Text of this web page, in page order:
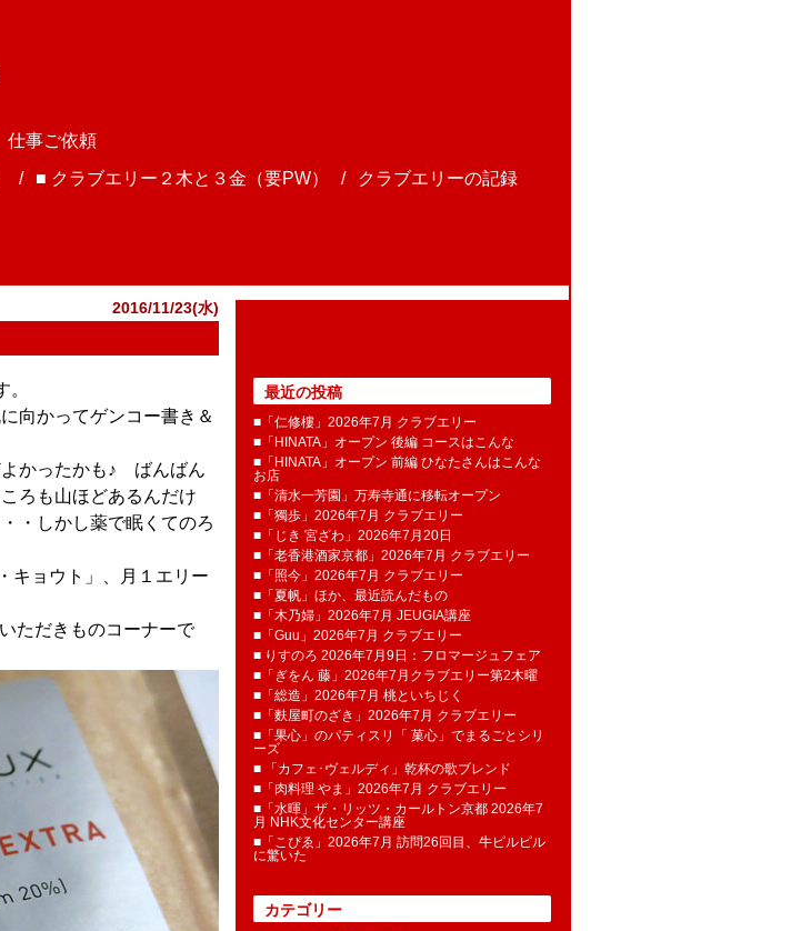
仕事ご依頼
■ クラブエリー２木と３金（要PW）
クラブエリーの記録
2016/11/23(水)
向かってゲンコー書き＆
よかったかも♪ ばんばん
ろも山ほどあるんだけ
・しかし薬で眠くてのろ
キョウト」、月１エリー
ただきものコーナーで
最近の投稿
■「仁修樓」2026年7月 クラブエリー
■「HINATA」オープン 後編 コースはこんな
■「HINATA」オープン 前編 ひなたさんはこんな
お店
■「清水一芳園」万寿寺通に移転オープン
■「獨歩」2026年7月 クラブエリー
■「じき 宮ざわ」2026年7月20日
■「老香港酒家京都」2026年7月 クラブエリー
■「照今」2026年7月 クラブエリー
■「夏帆」ほか、最近読んだもの
■「木乃婦」2026年7月 JEUGIA講座
■「Guu」2026年7月 クラブエリー
■ りすのろ 2026年7月9日：フロマージュフェア
■「ぎをん 藤」2026年7月クラブエリー第2木曜
■「総造」2026年7月 桃といちじく
■「麩屋町のざき」2026年7月 クラブエリー
■「果心」のパティスリ「 菓​心」でまるごとシリ
ーズ
■ 「カフェ･ヴェルディ」乾杯の歌ブレンド
■「肉料理 やま」2026年7月 クラブエリー
■「水暉」ザ・リッツ・カールトン京都 2026年7
月 NHK文化センター講座
■「こぴゑ」2026年7月 訪問26回目、牛ピルピル
に驚いた
カテゴリー